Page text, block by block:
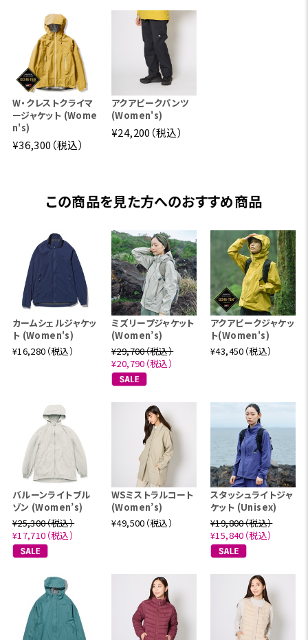
W・クレストクライマ
ージャケット (Wome
n's)
¥36,300（税込）
アクアピークパンツ
(Women's)
¥24,200（税込）
この商品を見た方へのおすすめ商品
カームシェルジャケッ
ト (Women's)
¥16,280（税込）
ミズリープジャケット
(Women’s)
¥29,700（税込）
¥20,790（税込）
アクアピークジャケッ
ト(Women's)
¥43,450（税込）
バルーンライトブル
ゾン (Women’s)
¥25,300（税込）
¥17,710（税込）
WSミストラルコート
(Women’s)
¥49,500（税込）
スタッシュライトジャ
ケット (Unisex)
¥19,800（税込）
¥15,840（税込）